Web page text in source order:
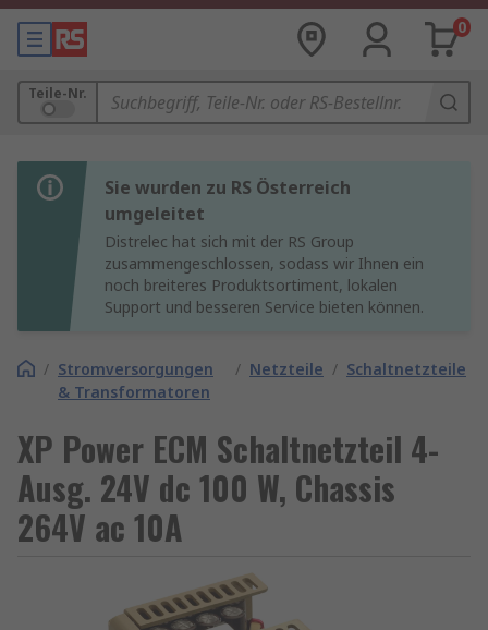
0
Teile-Nr.
Sie wurden zu RS Österreich
umgeleitet
Distrelec hat sich mit der RS Group
zusammengeschlossen, sodass wir Ihnen ein
noch breiteres Produktsortiment, lokalen
Support und besseren Service bieten können.
/ Stromversorgungen
& Transformatoren
/ Netzteile / Schaltnetzteile
XP Power ECM Schaltnetzteil 4-
Ausg. 24V dc 100 W, Chassis
264V ac 10A